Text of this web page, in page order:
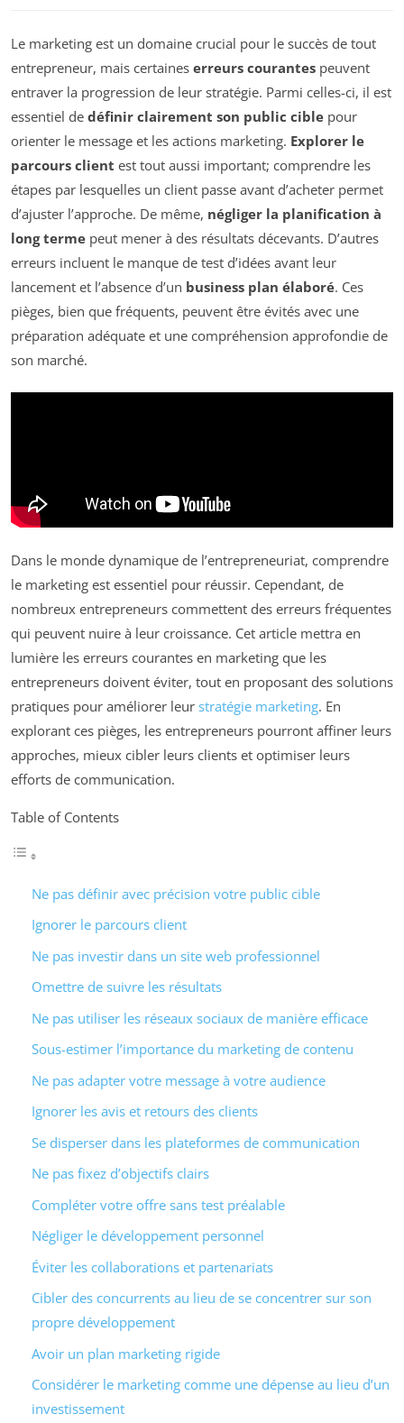
Le marketing est un domaine crucial pour le succès de tout
entrepreneur, mais certaines erreurs courantes peuvent
entraver la progression de leur stratégie. Parmi celles-ci, il est
essentiel de définir clairement son public cible pour
orienter le message et les actions marketing. Explorer le
parcours client est tout aussi important; comprendre les
étapes par lesquelles un client passe avant d’acheter permet
d’ajuster l’approche. De même, négliger la planification à
long terme peut mener à des résultats décevants. D’autres
erreurs incluent le manque de test d’idées avant leur
lancement et l’absence d’un business plan élaboré. Ces
pièges, bien que fréquents, peuvent être évités avec une
préparation adéquate et une compréhension approfondie de
son marché.
Dans le monde dynamique de l’entrepreneuriat, comprendre
le marketing est essentiel pour réussir. Cependant, de
nombreux entrepreneurs commettent des erreurs fréquentes
qui peuvent nuire à leur croissance. Cet article mettra en
lumière les erreurs courantes en marketing que les
entrepreneurs doivent éviter, tout en proposant des solutions
pratiques pour améliorer leur stratégie marketing. En
explorant ces pièges, les entrepreneurs pourront affiner leurs
approches, mieux cibler leurs clients et optimiser leurs
efforts de communication.
Table of Contents
Ne pas définir avec précision votre public cible
Ignorer le parcours client
Ne pas investir dans un site web professionnel
Omettre de suivre les résultats
Ne pas utiliser les réseaux sociaux de manière efficace
Sous-estimer l’importance du marketing de contenu
Ne pas adapter votre message à votre audience
Ignorer les avis et retours des clients
Se disperser dans les plateformes de communication
Ne pas fixez d’objectifs clairs
Compléter votre offre sans test préalable
Négliger le développement personnel
Éviter les collaborations et partenariats
Cibler des concurrents au lieu de se concentrer sur son
propre développement
Avoir un plan marketing rigide
Considérer le marketing comme une dépense au lieu d’un
investissement